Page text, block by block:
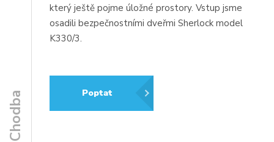
Chodba
který ještě pojme úložné prostory. Vstup jsme
osadili bezpečnostními dveřmi Sherlock model
K330/3.
Poptat